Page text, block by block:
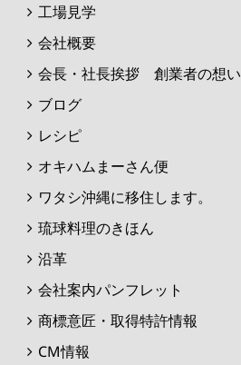
工場見学
会社概要
会長・社長挨拶 創業者の想い
ブログ
レシピ
オキハムまーさん便
ワタシ沖縄に移住します。
琉球料理のきほん
沿革
会社案内パンフレット
商標意匠・取得特許情報
CM情報